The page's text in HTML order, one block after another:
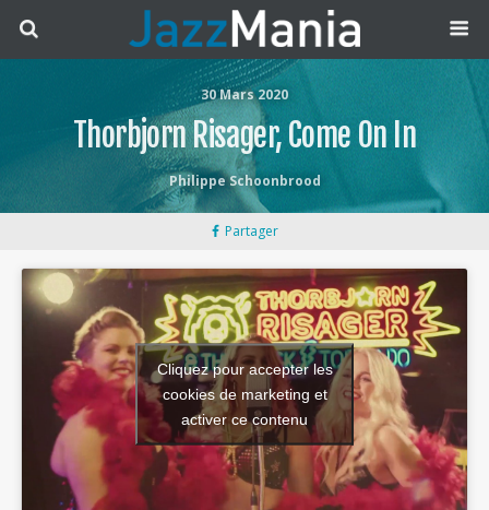
30 Mars 2020
Thorbjorn Risager, Come On In
Philippe Schoonbrood
Partager
Cliquez pour accepter les
cookies de marketing et
activer ce contenu